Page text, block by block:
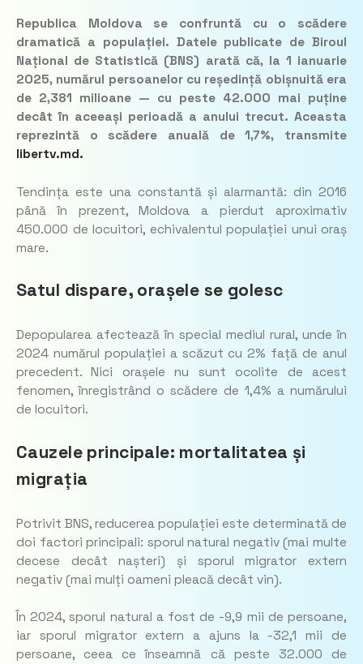
Republica Moldova se confruntă cu o scădere
dramatică a populației. Datele publicate de Biroul
Național de Statistică (BNS) arată că, la 1 ianuarie
2025, numărul persoanelor cu reședință obișnuită era
de 2,381 milioane — cu peste 42.000 mai puține
decât în aceeași perioadă a anului trecut. Aceasta
reprezintă o scădere anuală de 1,7%, transmite
libertv.md.
Tendința este una constantă și alarmantă: din 2016
până în prezent, Moldova a pierdut aproximativ
450.000 de locuitori, echivalentul populației unui oraș
mare.
Satul dispare, orașele se golesc
Depopularea afectează în special mediul rural, unde în
2024 numărul populației a scăzut cu 2% față de anul
precedent. Nici orașele nu sunt ocolite de acest
fenomen, înregistrând o scădere de 1,4% a numărului
de locuitori.
Cauzele principale: mortalitatea și
migrația
Potrivit BNS, reducerea populației este determinată de
doi factori principali: sporul natural negativ (mai multe
decese decât nașteri) și sporul migrator extern
negativ (mai mulți oameni pleacă decât vin).
În 2024, sporul natural a fost de -9,9 mii de persoane,
iar sporul migrator extern a ajuns la -32,1 mii de
persoane, ceea ce înseamnă că peste 32.000 de